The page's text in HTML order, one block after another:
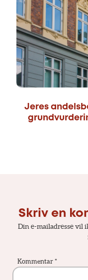
Jeres
Skriv en
Din e-mailadresse vil
Kommentar *